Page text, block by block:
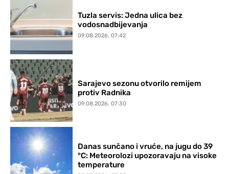
Tuzla servis: Jedna ulica bez
vodosnadbijevanja
09.08.2026. 07:42
Sarajevo sezonu otvorilo remijem
protiv Radnika
09.08.2026. 07:30
Danas sunčano i vruće, na jugu do 39
°C: Meteorolozi upozoravaju na visoke
temperature